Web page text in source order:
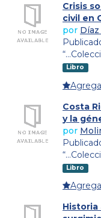
Crisis
civil en
por
Libro
Costa
y la
por
Libro
Historia